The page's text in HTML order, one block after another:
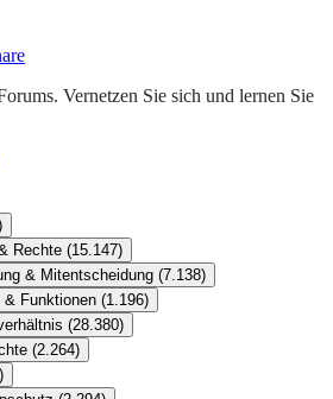
Vernetzen Sie sich und lernen Sie
Rechte (15.147)
& Mitentscheidung (7.138)
Funktionen (1.196)
(28.380)
(2.264)
)